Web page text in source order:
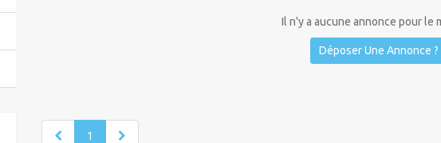
Il n'y a aucune annonce pour le
Déposer Une Annonce ?
1